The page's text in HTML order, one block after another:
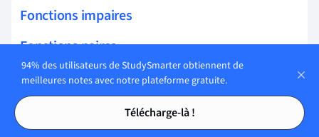
Tables des matières
Tables des matières
Fonctions impaires
Fonctions paires
Fonctions injectives
Fonctions surjectives
94% des utilisateurs de StudySmarter obtiennent de
meilleures notes avec notre plateforme gratuite.
Télécharge-là !